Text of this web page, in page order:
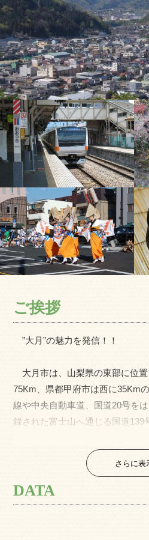
ご挨拶
”大月”の魅力を発信！！
大月市は、山梨県の東部に位
75Km、県都甲府市は西に35Km
線や中央自動車道、国道20号を
録された富士山へ通じる国道139
また、豊かな緑や清流など美し
り、特に、富士山の眺望が素晴
ことから「富士の眺めが日本一美
富嶽十二景を制定し、この山々
さらに表
DATA